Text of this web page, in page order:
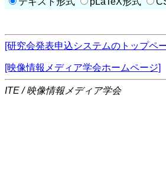
[研究会発表申込システムのトップペ
[映像情報メディア学会ホームページ]
ITE / 映像情報メディア学会